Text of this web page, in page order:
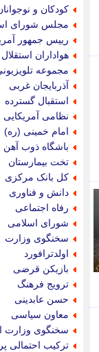
کودکان و
مجلس شورای
رییس جمهور
هواداران استقلال
مجموعه
آذربایجان غربی
استقبال گسترده
نظامی آمریکایی
امام خمینی (ره)
باشگاه ذوب آهن
تخت بیمارستان
کل بانک مرکزی
دانش و فناوری
رفاه اجتماعی
شورای اسلامی
سخنگوی وزارت
اولدترافورد
بازیکن قرضی
ترویج فرهنگ
حسن عابدینی
معاون سیاسی
سخنگوی وزارت
ترکیب احتمالی